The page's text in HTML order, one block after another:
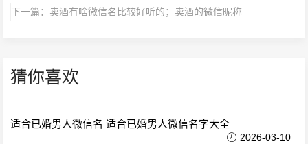
下一篇： 卖酒有啥微信名比较好听的；卖酒的微信昵称
猜你喜欢
适合已婚男人微信名 适合已婚男人微信名字大全
2026-03-10